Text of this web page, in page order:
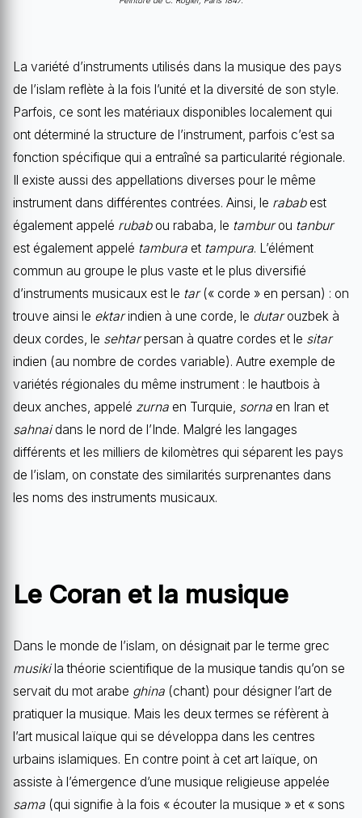
La variété d’instruments utilisés dans la musique des pays
de l’islam reflète à la fois l’unité et la diversité de son style.
Parfois, ce sont les matériaux disponibles localement qui
ont déterminé la structure de l’instrument, parfois c’est sa
fonction spécifique qui a entraîné sa particularité régionale.
Il existe aussi des appellations diverses pour le même
instrument dans différentes contrées. Ainsi, le rabab est
également appelé rubab ou rababa, le tamburou tanbur
est également appelé tambura et tampura. L’élément
commun au groupe le plus vaste et le plus diversifié
d’instruments musicaux est le tar (« corde » en persan) : on
trouve ainsi le ektarindien à une corde, le dutarouzbek à
deux cordes, le sehtarpersan à quatre cordes et le sitar
indien (au nombre de cordes variable). Autre exemple de
variétés régionales du même instrument : le hautbois à
deux anches, appelé zurna en Turquie, sorna en Iran et
sahnaidans le nord de l’Inde. Malgré les langages
différents et les milliers de kilomètres qui séparent les pays
de l’islam, on constate des similarités surprenantes dans
les noms des instruments musicaux.
Le Coran et la musique
Dans le monde de l’islam, on désignait par le terme grec
musikila théorie scientifique de la musique tandis qu’on se
servait du mot arabe ghina (chant) pour désigner l’art de
pratiquer la musique. Mais les deux termes se réfèrent à
l’art musical laïque qui se développa dans les centres
urbains islamiques. En contre point à cet art laïque, on
assiste à l’émergence d’une musique religieuse appelée
sama (qui signifie à la fois « écouter la musique » et « sons